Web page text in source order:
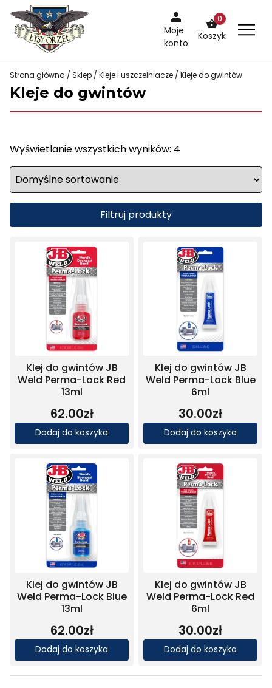
content
Moje
konto
Koszyk
0
Strona główna / Sklep / Kleje i uszczelniacze / Kleje do gwintów
Kleje do gwintów
Wyświetlanie wszystkich wyników: 4
Filtruj produkty
Klej do gwintów JB
Weld Perma-Lock Red
13ml
62.00zł
Dodaj do koszyka
Klej do gwintów JB
Weld Perma-Lock Blue
6ml
30.00zł
Dodaj do koszyka
Klej do gwintów JB
Weld Perma-Lock Blue
13ml
62.00zł
Dodaj do koszyka
Klej do gwintów JB
Weld Perma-Lock Red
6ml
30.00zł
Dodaj do koszyka